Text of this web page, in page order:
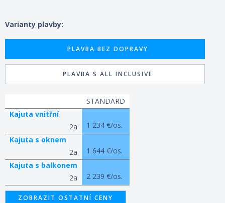
Varianty plavby:
PLAVBA BEZ DOPRAVY
PLAVBA S ALL INCLUSIVE
STANDARD
Kajuta vnitřní
2a
1 234 €/os.
Kajuta s oknem
2a
1 644 €/os.
Kajuta s balkonem
2a
2 239 €/os.
ZOBRAZIT OSTATNÍ CENY